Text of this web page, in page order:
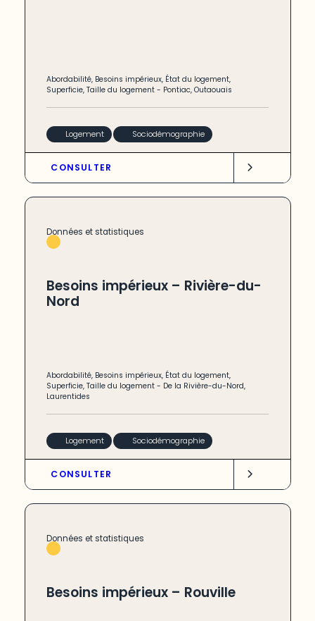
Abordabilité, Besoins impérieux, État du logement,
Superficie,Taille du logement - Pontiac,Outaouais
Logement Sociodémographie
CONSULTER
Données et statistiques
Besoins impérieux – Rivière-du-
Nord
Abordabilité, Besoins impérieux, État du logement,
Superficie,Taille du logement - De la Rivière-du-Nord,
Laurentides
Logement Sociodémographie
CONSULTER
Données et statistiques
Besoins impérieux – Rouville